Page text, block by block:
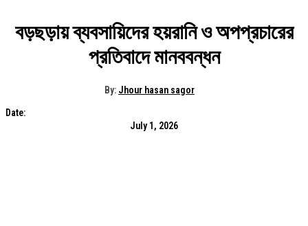
বড়ছড়ায় ব্যবসায়িদের হয়রানি ও অপপ্রচারের
প্রতিবাদে মানববন্ধন
By: Jhour hasan sagor
Date:
July 1, 2026